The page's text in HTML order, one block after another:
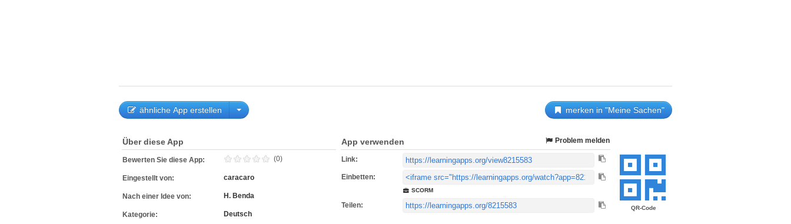
ähnliche App erstellen merken in "Meine Sachen"
QR-Code
Über diese App
Bewerten Sie diese App: (0)
Eingestellt von: caracaro
Nach einer Idee von: H. Benda
Kategorie: Deutsch
App verwenden Problem melden
Link:
Einbetten:
SCORM
Teilen: